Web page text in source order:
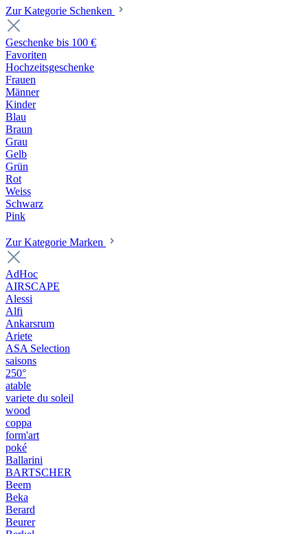
Zur Kategorie Schenken
Geschenke bis 100 €
Favoriten
Hochzeitsgeschenke
Frauen
Männer
Kinder
Blau
Braun
Grau
Gelb
Grün
Rot
Weiss
Schwarz
Pink
Zur Kategorie Marken
AdHoc
AIRSCAPE
Alessi
Alfi
Ankarsrum
Ariete
ASA Selection
saisons
250°
atable
variete du soleil
wood
coppa
form'art
poké
Ballarini
BARTSCHER
Beem
Beka
Berard
Beurer